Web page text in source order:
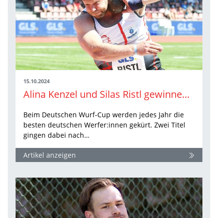
15.10.2024
Alina Kenzel und Silas Ristl gewinnen Deutschen Wurf-Cup
Beim Deutschen Wurf-Cup werden jedes Jahr die
besten deutschen Werfer:innen gekürt. Zwei Titel
gingen dabei nach…
Artikel anzeigen